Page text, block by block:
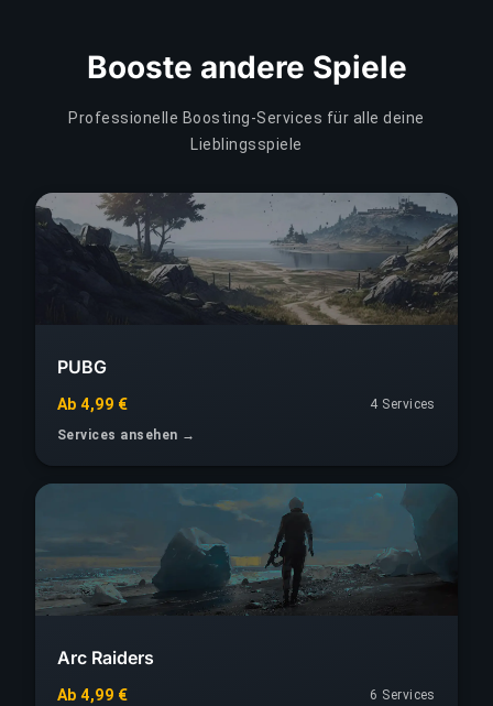
Booste andere Spiele
Professionelle Boosting-Services für alle deine
Lieblingsspiele
PUBG
Ab 4,99 €
4 Services
Services ansehen →
Arc Raiders
Ab 4,99 € 6 Services